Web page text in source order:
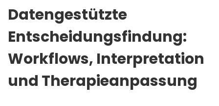
Datengestützte
Entscheidungsfindung:
Workflows, Interpretation
und Therapieanpassung